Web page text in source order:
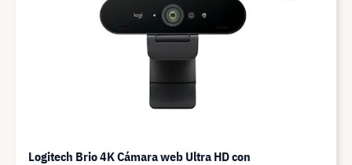
Logitech Brio 4K Cámara web Ultra HD con